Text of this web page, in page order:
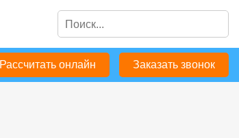
Рассчитать онлайн Заказать звонок